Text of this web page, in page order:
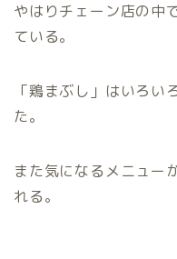
やはりチェーン店の中
ている。
「鶏まぶし」はいろい
た。
また気になるメニュー
れる。